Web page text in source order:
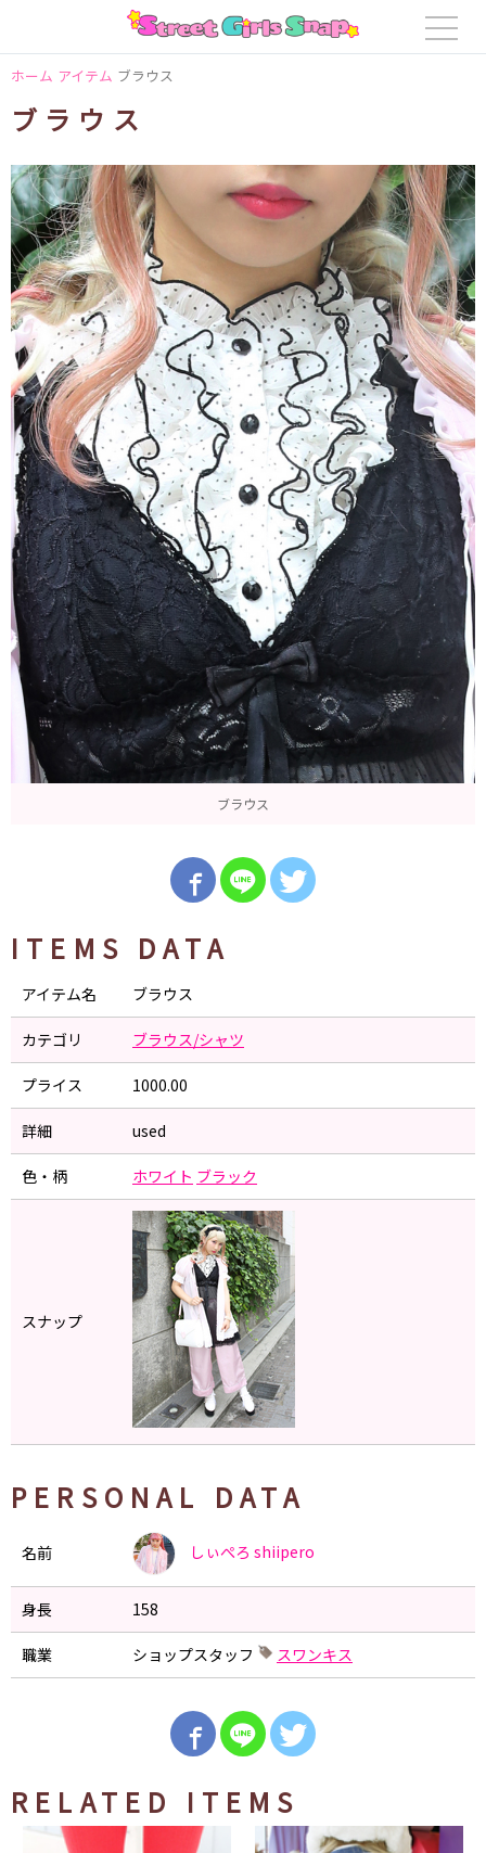
ホーム アイテム ブラウス
ブラウス
ブラウス
ITEMS DATA
アイテム名 ブラウス
カテゴリ ブラウス/シャツ
プライス 1000.00
詳細 used
色・柄 ホワイト ブラック
スナップ
PERSONAL DATA
名前 しぃぺろ shiipero
身長 158
職業 ショップスタッフ スワンキス
RELATED ITEMS